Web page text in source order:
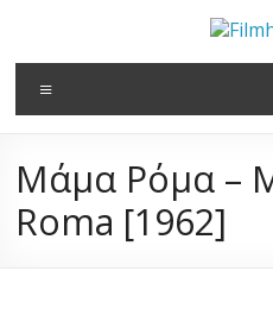
περιεχόμενο
Filmhouse
Νέα
Λέσχη
Καλαμάτας
Μάμα Ρόμα –
Roma [1962]